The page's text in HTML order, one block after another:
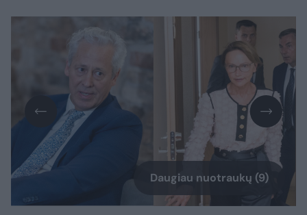
Daugiau nuotraukų (9)